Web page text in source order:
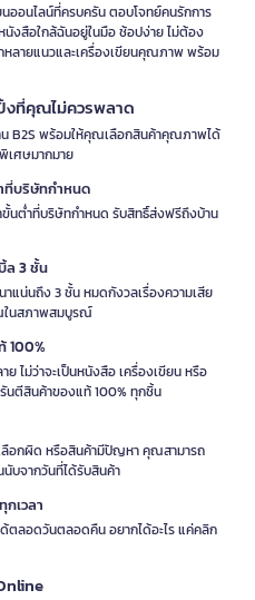
ออนไลน์ที่ครบครัน ตอบโจทย์คนรักการ
งสือใกล้ฉันอยู่ในมือ ช้อปง่าย ไม่ต้อง
หลายแนวและเครื่องเขียนคุณภาพ พร้อม
งที่คุณไม่ควรพลาด
น B2S พร้อมให้คุณเลือกสินค้าคุณภาพได้
เศษมากมาย
ที่บริษัทกำหนด
นต่ำที่บริษัทกำหนด รับสิทธิ์ส่งฟรีถึงบ้าน
ล 3 ชั้น
แน่นถึง 3 ชั้น หมดกังวลเรื่องความเสีย
ในสภาพสมบูรณ์
100%
ไม่ว่าจะเป็นหนังสือ เครื่องเขียน หรือ
นตีสินค้าของแท้ 100% ทุกชิ้น
ลือกผิด หรือสินค้ามีปัญหา คุณสามารถ
นับจากวันที่ได้รับสินค้า
เวลา
ตลอดวันตลอดคืน อยากได้อะไร แค่คลิก